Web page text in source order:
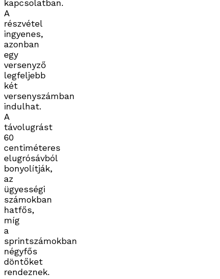
kapcsolatban.
A
részvétel
ingyenes,
azonban
egy
versenyző
legfeljebb
két
versenyszámban
indulhat.
A
távolugrást
60
centiméteres
elugrósávból
bonyolítják,
az
ügyességi
számokban
hatfős,
míg
a
sprintszámokban
négyfős
döntőket
rendeznek.